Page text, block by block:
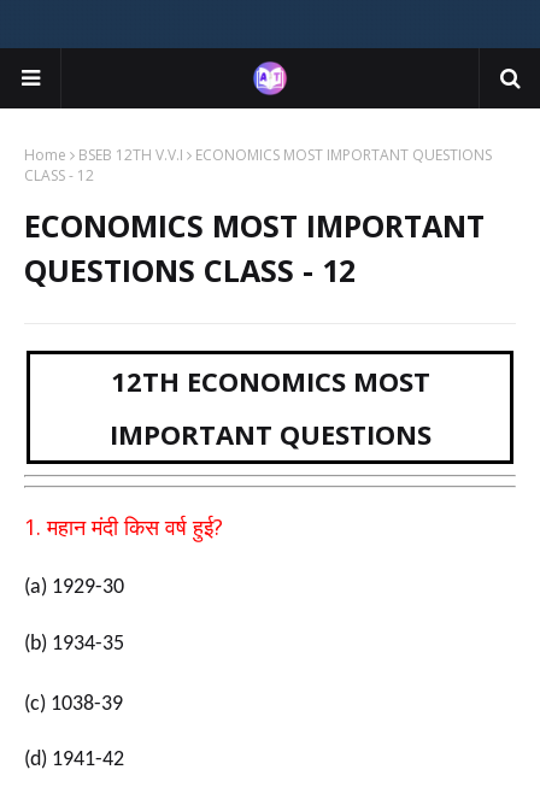
Home BSEB 12TH V.V.I
ECONOMICS MOST IMPORTANT QUESTIONS
CLASS - 12
ECONOMICS MOST IMPORTANT
QUESTIONS CLASS - 12
12TH ECONOMICS MOST
IMPORTANT QUESTIONS
1.महान मंदी किस वर्ष हुई?
(a) 1929-30
(b) 1934-35
(c) 1038-39
(d) 1941-42